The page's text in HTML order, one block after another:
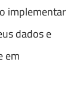
implementar
dados e
em